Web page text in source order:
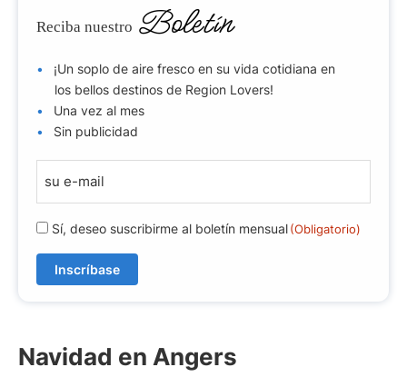
Reciba nuestro Boletín
¡Un soplo de aire fresco en su vida cotidiana en
los bellos destinos de Region Lovers!
Una vez al mes
Sin publicidad
r
o
e
R
G
b
Sí, deseo suscribirme al boletín mensual(Obligatorio)
Navidad en Angers